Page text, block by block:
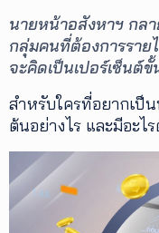
ดาวน์
โหลด
แอปฯ
นายหน้าอสังหาฯ กล
กลุ่มคนที่ต้องการราย
จะคิดเป็นเปอร์เซ็นต์
สำหรับใครที่อยากเป็
ต้นอย่างไร และมีอะไ